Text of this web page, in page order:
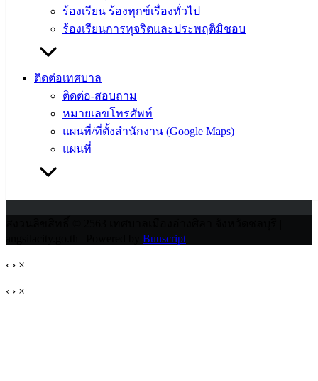
ร้องเรียน ร้องทุกข์เรื่องทั่วไป
ร้องเรียนการทุจริตและประพฤติมิชอบ
ติดต่อเทศบาล
ติดต่อ-สอบถาม
หมายเลขโทรศัพท์
แผนที่/ที่ตั้งสำนักงาน (Google Maps)
แผนที่
สายตรง
นายก
ประวัติ
เทศบาล
ผู้บริหาร
สภา
Buuscript
‹ › ×
‹ › ×